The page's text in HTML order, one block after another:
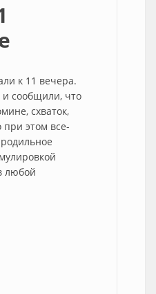
к 11 вечера.
сообщили, что
схваток,
этом все-
любой